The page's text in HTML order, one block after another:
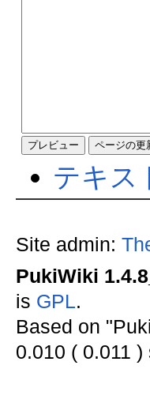
テキス
Site admin:
PukiWiki
is GPL.
Based on
0.010 ( 0.011 )